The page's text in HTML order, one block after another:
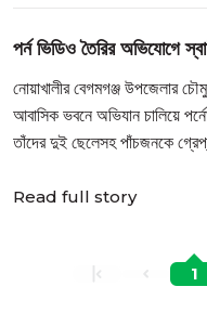
পর্ন ভিডিও তৈরির অভিযোগে
তর
নোয়াখালীর বেগমগঞ্জ উপজেলার
আবাসিক ভবনে অভিযান চালিয়ে
তাঁদের দুই ছেলেসহ পাঁচজনকে
Read full story
1